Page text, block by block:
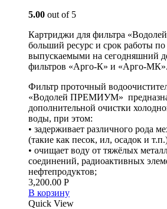
5.00 out of 5
Картриджи для фильтра
больший ресурс и срок работы
выпускаемыми на сегодняшний
фильтров «Арго-К» и «Арго-МК».
Фильтр проточный
«Водолей ПРЕМИУМ»
дополнительной очистки
воды, при этом:
• задерживает различного рода
(такие как песок, ил, осадок и
• очищает воду от тяжёлых
соединений, радиоактивных
нефтепродуктов;
3,200.00 Р
В корзину
Quick View